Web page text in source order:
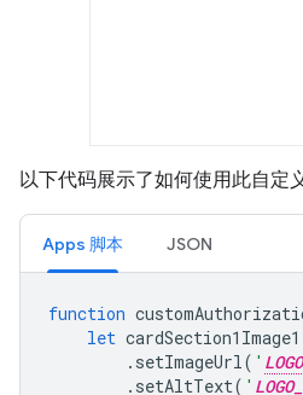
以下代码展示了如何使用此自定
Apps 脚本 JSON
function
let cardSection1Image1
. setImageUrl( '
. setAltText( '